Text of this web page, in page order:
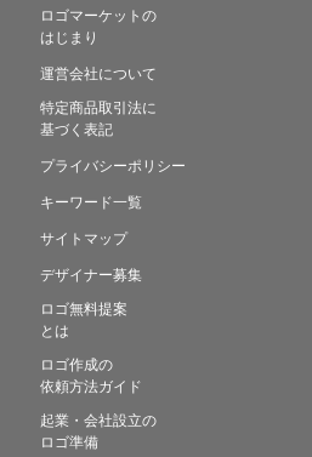
ロゴマーケットの
はじまり
運営会社について
特定商品取引法に
基づく表記
プライバシーポリシー
キーワード一覧
サイトマップ
デザイナー募集
ロゴ無料提案
とは
ロゴ作成の
依頼方法ガイド
起業・会社設立の
ロゴ準備